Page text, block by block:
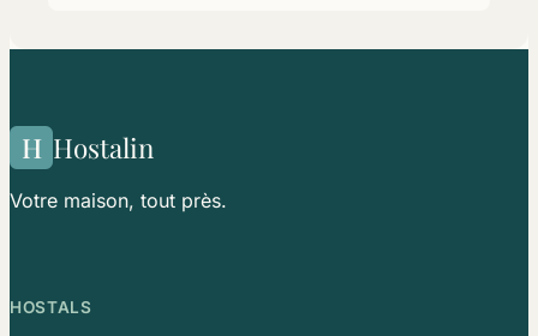
H Hostalin
Votre maison, tout près.
HOSTALS